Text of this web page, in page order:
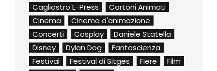
Cagliostro E-Press
Cartoni Animati
Cinema
Cinema d'animazione
Concerti
Cosplay
Daniele Statella
Disney
Dylan Dog
Fantascienza
Festival
Festival di Sitges Fiere
Film